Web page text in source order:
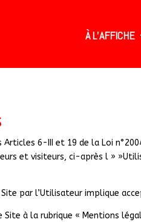
À L’AFFICHE
6-III et 19 de la Loi
et visiteurs, ci-après l »
par l’Utilisateur implique
Site à la rubrique « Mentions